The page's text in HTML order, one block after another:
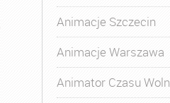
Animacje Szczecin
Animacje Warszawa
Animator Czasu